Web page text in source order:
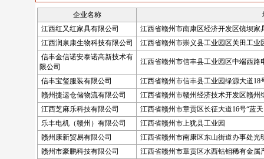
企业名称
江西红又红家具有限公司
江西省赣州市南康区经济开发区镜坝家
江西润泉康生物科技有限公司
江西省赣州市崇义县工业园区关田工业
信丰金信诺安泰诺高新技术有
限公司
江西省赣州市信丰县工业园区中端西路
信丰宝玺服装有限公司
江西省赣州市信丰县工业园绿源大道18
赣州捷运仓储物流有限公司
江西省赣州市赣州经济技术开发区赣州
江西芝麻乐科技有限公司
江西省赣州市章贡区长征大道16号“蓝天
乐丰电机（赣州）有限公司
江西省赣州市上犹县工业园
赣州康新贸易有限公司
江西省赣州市南康区东山街道办事处光
赣州市豪鹏科技有限公司
江西省赣州市章贡区水西钴钼稀有金属